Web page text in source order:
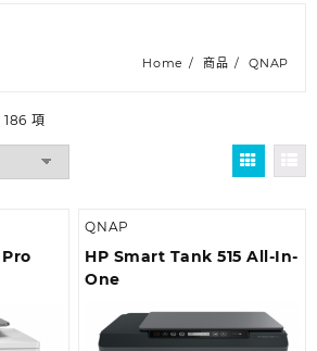
Home 商品 QNAP
186 項
QNAP
HP Smart Tank 515 All-In-
One